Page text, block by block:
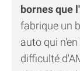
bornes que
fabrique un
auto qui
difficulté